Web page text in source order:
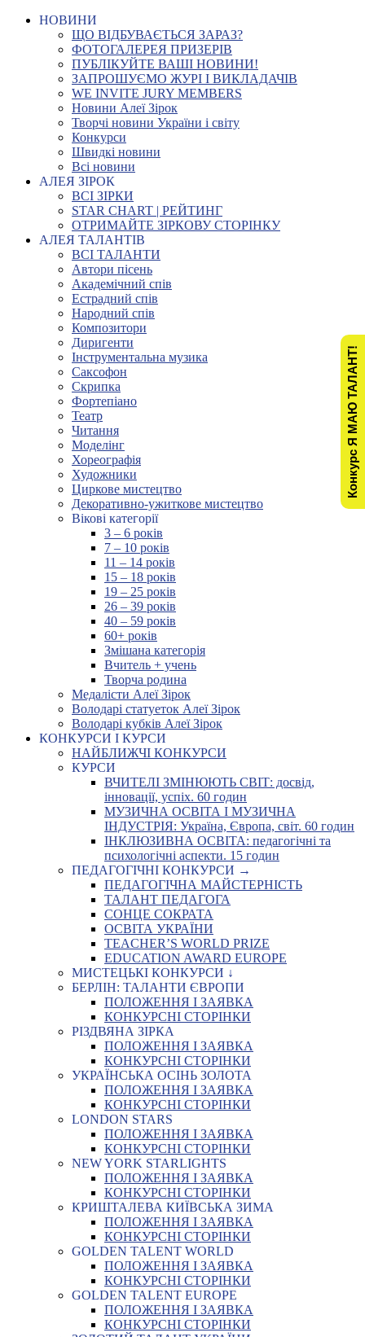
НОВИНИ
ЩО ВІДБУВАЄТЬСЯ ЗАРАЗ?
ФОТОГАЛЕРЕЯ ПРИЗЕРІВ
ПУБЛІКУЙТЕ ВАШІ НОВИНИ!
ЗАПРОШУЄМО ЖУРІ І ВИКЛАДАЧІВ
WE INVITE JURY MEMBERS
Новини Алеї Зірок
Творчі новини України і світу
Конкурси
Швидкі новини
Всі новини
АЛЕЯ ЗІРОК
ВСІ ЗІРКИ
STAR CHART | РЕЙТИНГ
ОТРИМАЙТЕ ЗІРКОВУ СТОРІНКУ
АЛЕЯ ТАЛАНТІВ
ВСІ ТАЛАНТИ
Автори пісень
Академічний спів
Естрадний спів
Народний спів
Композитори
Диригенти
Інструментальна музика
Саксофон
Скрипка
Фортепіано
Театр
Читання
Моделінг
Хореографія
Художники
Циркове мистецтво
Декоративно-ужиткове мистецтво
Вікові категорії
3 – 6 років
7 – 10 років
11 – 14 років
15 – 18 років
19 – 25 років
26 – 39 років
40 – 59 років
60+ років
Змішана категорія
Вчитель + учень
Творча родина
Медалісти Алеї Зірок
Володарі статуеток Алеї Зірок
Володарі кубків Алеї Зірок
КОНКУРСИ І КУРСИ
НАЙБЛИЖЧІ КОНКУРСИ
КУРСИ
ВЧИТЕЛІ ЗМІНЮЮТЬ СВІТ: досвід,
інновації, успіх. 60 годин
МУЗИЧНА ОСВІТА І МУЗИЧНА
ІНДУСТРІЯ: Україна, Європа, світ. 60 годин
ІНКЛЮЗИВНА ОСВІТА: педагогічні та
психологічні аспекти. 15 годин
ПЕДАГОГІЧНІ КОНКУРСИ →
ПЕДАГОГІЧНА МАЙСТЕРНІСТЬ
ТАЛАНТ ПЕДАГОГА
СОНЦЕ СОКРАТА
ОСВІТА УКРАЇНИ
TEACHER’S WORLD PRIZE
EDUCATION AWARD EUROPE
МИСТЕЦЬКІ КОНКУРСИ ↓
БЕРЛІН: ТАЛАНТИ ЄВРОПИ
ПОЛОЖЕННЯ І ЗАЯВКА
КОНКУРСНІ СТОРІНКИ
РІЗДВЯНА ЗІРКА
ПОЛОЖЕННЯ І ЗАЯВКА
КОНКУРСНІ СТОРІНКИ
УКРАЇНСЬКА ОСІНЬ ЗОЛОТА
ПОЛОЖЕННЯ І ЗАЯВКА
КОНКУРСНІ СТОРІНКИ
LONDON STARS
ПОЛОЖЕННЯ І ЗАЯВКА
КОНКУРСНІ СТОРІНКИ
NEW YORK STARLIGHTS
ПОЛОЖЕННЯ І ЗАЯВКА
КОНКУРСНІ СТОРІНКИ
КРИШТАЛЕВА КИЇВСЬКА ЗИМА
ПОЛОЖЕННЯ І ЗАЯВКА
КОНКУРСНІ СТОРІНКИ
GOLDEN TALENT WORLD
ПОЛОЖЕННЯ І ЗАЯВКА
КОНКУРСНІ СТОРІНКИ
GOLDEN TALENT EUROPE
ПОЛОЖЕННЯ І ЗАЯВКА
КОНКУРСНІ СТОРІНКИ
Конкурс Я МАЮ ТАЛАНТ!